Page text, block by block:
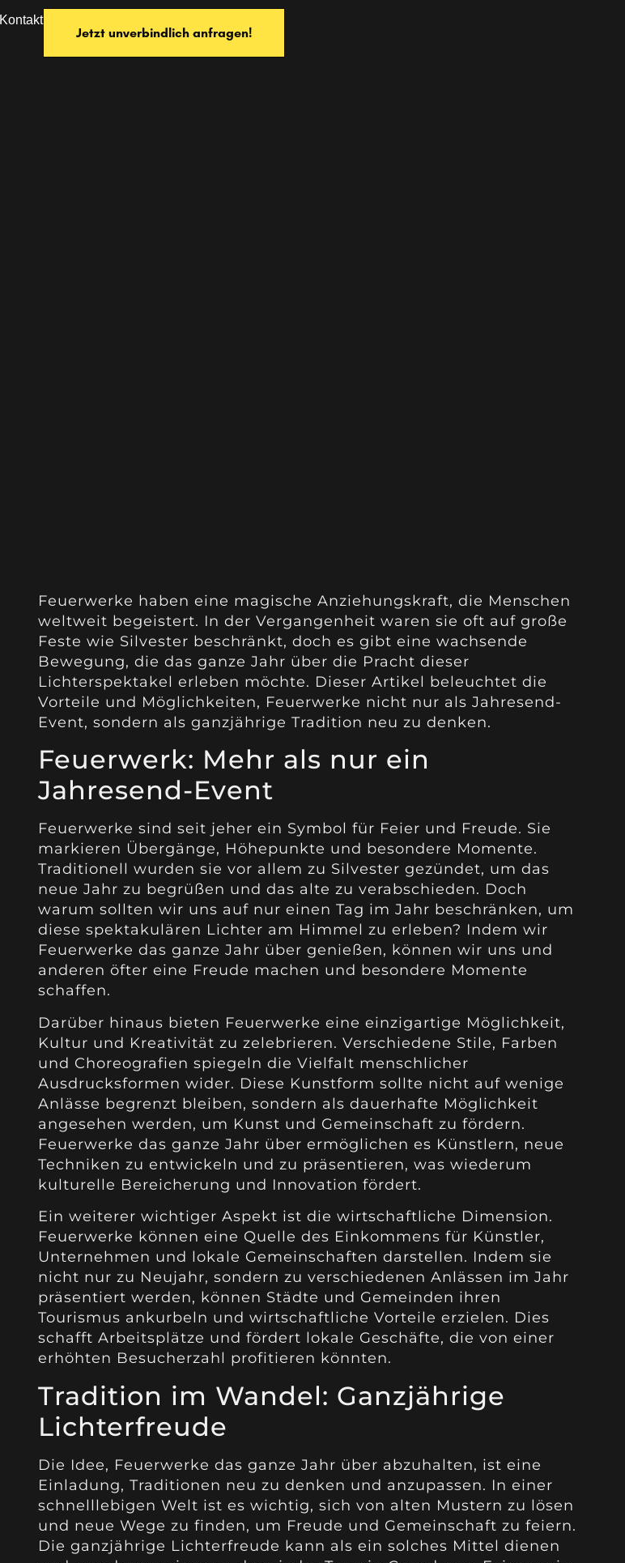
Kontakt
Jetzt unverbindlich anfragen!
Feuerwerke haben eine magische Anziehungskraft, die Menschen
weltweit begeistert. In der Vergangenheit waren sie oft auf große
Feste wie Silvester beschränkt, doch es gibt eine wachsende
Bewegung, die das ganze Jahr über die Pracht dieser
Lichterspektakel erleben möchte. Dieser Artikel beleuchtet die
Vorteile und Möglichkeiten, Feuerwerke nicht nur als Jahresend-
Event, sondern als ganzjährige Tradition neu zu denken.
Feuerwerk: Mehr als nur ein
Jahresend-Event
Feuerwerke sind seit jeher ein Symbol für Feier und Freude. Sie
markieren Übergänge, Höhepunkte und besondere Momente.
Traditionell wurden sie vor allem zu Silvester gezündet, um das
neue Jahr zu begrüßen und das alte zu verabschieden. Doch
warum sollten wir uns auf nur einen Tag im Jahr beschränken, um
diese spektakulären Lichter am Himmel zu erleben? Indem wir
Feuerwerke das ganze Jahr über genießen, können wir uns und
anderen öfter eine Freude machen und besondere Momente
schaffen.
Darüber hinaus bieten Feuerwerke eine einzigartige Möglichkeit,
Kultur und Kreativität zu zelebrieren. Verschiedene Stile, Farben
und Choreografien spiegeln die Vielfalt menschlicher
Ausdrucksformen wider. Diese Kunstform sollte nicht auf wenige
Anlässe begrenzt bleiben, sondern als dauerhafte Möglichkeit
angesehen werden, um Kunst und Gemeinschaft zu fördern.
Feuerwerke das ganze Jahr über ermöglichen es Künstlern, neue
Techniken zu entwickeln und zu präsentieren, was wiederum
kulturelle Bereicherung und Innovation fördert.
Ein weiterer wichtiger Aspekt ist die wirtschaftliche Dimension.
Feuerwerke können eine Quelle des Einkommens für Künstler,
Unternehmen und lokale Gemeinschaften darstellen. Indem sie
nicht nur zu Neujahr, sondern zu verschiedenen Anlässen im Jahr
präsentiert werden, können Städte und Gemeinden ihren
Tourismus ankurbeln und wirtschaftliche Vorteile erzielen. Dies
schafft Arbeitsplätze und fördert lokale Geschäfte, die von einer
erhöhten Besucherzahl profitieren könnten.
Tradition im Wandel: Ganzjährige
Lichterfreude
Die Idee, Feuerwerke das ganze Jahr über abzuhalten, ist eine
Einladung, Traditionen neu zu denken und anzupassen. In einer
schnelllebigen Welt ist es wichtig, sich von alten Mustern zu lösen
und neue Wege zu finden, um Freude und Gemeinschaft zu feiern.
Die ganzjährige Lichterfreude kann als ein solches Mittel dienen